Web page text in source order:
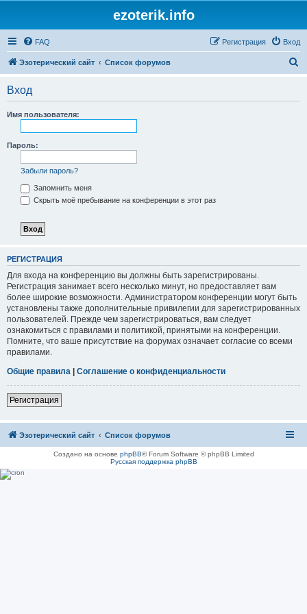
ezoterik.info
FAQ Вход
Регистрация
Эзотерический сайт Список форумов
Вход
Имя пользователя:
Пароль:
Забыли пароль?
Запомнить меня
Скрыть моё пребывание на конференции в этот раз
РЕГИСТРАЦИЯ
Для входа на конференцию вы должны быть зарегистрированы.
Регистрация занимает всего несколько минут, но предоставляет вам
более широкие возможности. Администратором конференции могут быть
установлены также дополнительные привилегии для зарегистрированных
пользователей. Прежде чем зарегистрироваться, вам следует
ознакомиться с правилами и политикой, принятыми на конференции.
Помните, что ваше присутствие на форумах означает согласие со всеми
правилами.
Общие правила | Соглашение о конфиденциальности
Регистрация
Эзотерический сайт Список форумов
Создано на основе phpBB® Forum Software © phpBB Limited
Русская поддержка phpBB